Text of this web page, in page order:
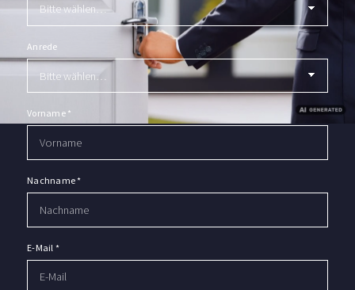
Anrede
Vorname *
Nachname*
E-Mail *